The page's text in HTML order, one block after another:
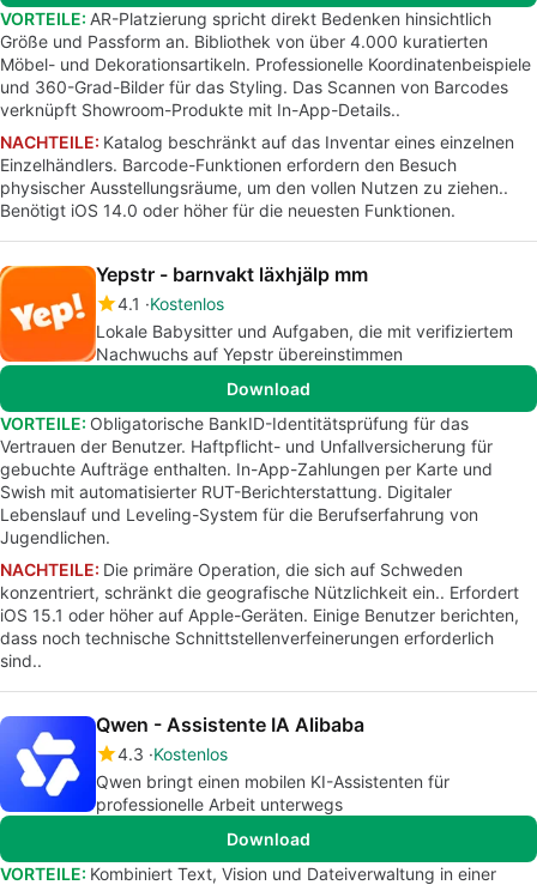
VORTEILE: AR-Platzierung spricht direkt Bedenken hinsichtlich
Größe und Passform an. Bibliothek von über 4.000 kuratierten
Möbel- und Dekorationsartikeln. Professionelle Koordinatenbeispiele
und 360-Grad-Bilder für das Styling. Das Scannen von Barcodes
verknüpft Showroom-Produkte mit In-App-Details..
NACHTEILE: Katalog beschränkt auf das Inventar eines einzelnen
Einzelhändlers. Barcode-Funktionen erfordern den Besuch
physischer Ausstellungsräume, um den vollen Nutzen zu ziehen..
Benötigt iOS 14.0 oder höher für die neuesten Funktionen.
Yepstr - barnvakt läxhjälp mm
4.1
Kostenlos
Lokale Babysitter und Aufgaben, die mit verifiziertem
Nachwuchs auf Yepstr übereinstimmen
Download
VORTEILE: Obligatorische BankID-Identitätsprüfung für das
Vertrauen der Benutzer. Haftpflicht- und Unfallversicherung für
gebuchte Aufträge enthalten. In-App-Zahlungen per Karte und
Swish mit automatisierter RUT-Berichterstattung. Digitaler
Lebenslauf und Leveling-System für die Berufserfahrung von
Jugendlichen.
NACHTEILE: Die primäre Operation, die sich auf Schweden
konzentriert, schränkt die geografische Nützlichkeit ein.. Erfordert
iOS 15.1 oder höher auf Apple-Geräten. Einige Benutzer berichten,
dass noch technische Schnittstellenverfeinerungen erforderlich
sind..
Qwen - Assistente IA Alibaba
4.3 Kostenlos
Qwen bringt einen mobilen KI-Assistenten für
professionelle Arbeit unterwegs
Download
VORTEILE: Kombiniert Text, Vision und Dateiverwaltung in einer